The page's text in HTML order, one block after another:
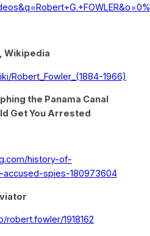
Wikipedia
Robert_Fowler_(1884-1966)
the Panama Canal
Get You Arrested
history-of-
spies-180973604
1918162